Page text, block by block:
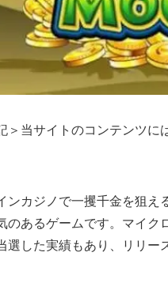
＞当サイトのコンテンツに
ンカジノで一攫千金を狙
のあるゲームです。マイ
選した実績もあり、リリ